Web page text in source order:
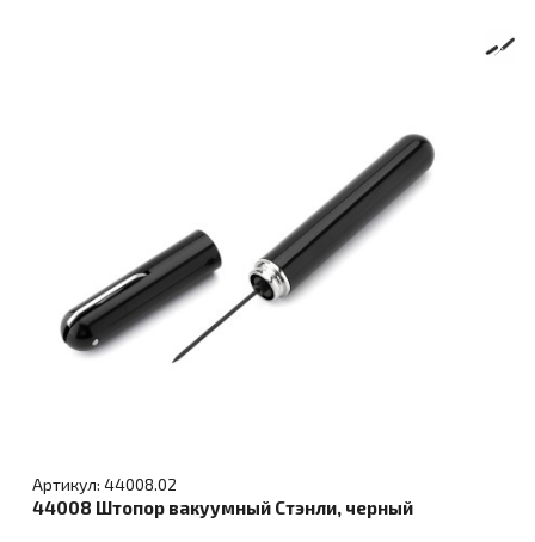
Артикул: 44008.02
44008 Штопор вакуумный Стэнли, черный